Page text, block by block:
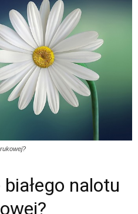
nalotu